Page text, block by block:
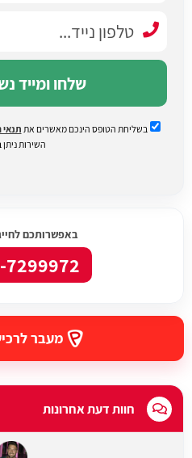
שלחו ומייד
בשליחת הטופס הינכם מאשרים את תנאי
השירות ניתן
באפשרותכם
7299972
מעבר
חוות דעת אחרונות